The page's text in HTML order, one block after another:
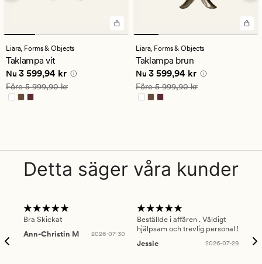
Liara, Forms & Objects
Taklampa vit
Nuvarande pris 3 599,94 kr
Nu 3 599,94 kr
Ordinarie pris 5 999,90 kr
Före5 999,90 kr
Liara, Forms & Objects
Taklampa brun
Nuvarande pris 3 599,94 kr
Nu 3 599,94 kr
Ordinarie pris 5 999,90 kr
Före5 999,90 kr
Detta säger våra kunder
Bra Skickat
Ann-Christin M
2026-07-30
Beställde i affären . Väldigt
hjälpsam och trevlig personal !
Jessie
2026-07-29